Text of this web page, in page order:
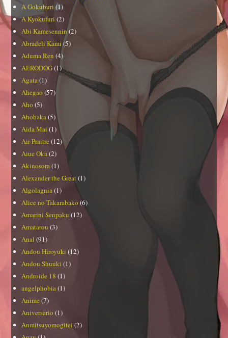
A Gokuburi (1)
A Kyokufuri (2)
Abi Kamesennin(2)
Abradeli Kami(5)
Aduma Ren (4)
AERODOG(1)
Agata(1)
Ahegao (57)
Aho (5)
Ahobaka(5)
Aida Mai (1)
Air Praitre (12)
Aiue Oka(2)
Akinosora(1)
Alexander the Great(1)
Algolagnia(1)
Alice no Takarabako (6)
Amarini Senpaku (12)
Amatarou (3)
Anal (91)
Andou Hiroyuki (12)
Andou Shuuki (1)
Androide 18 (1)
angelphobia(1)
Anime (7)
Aniversario (1)
Anmitsuyomogitei (2)